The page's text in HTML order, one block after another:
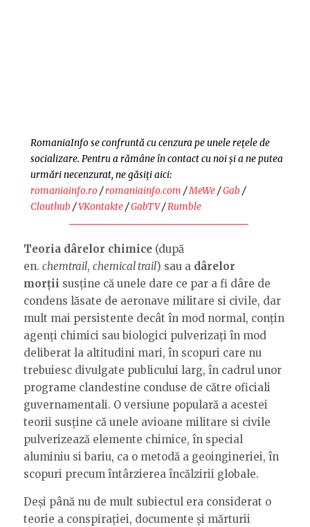
RomaniaInfo se confruntă cu cenzura pe unele rețele de
socializare. Pentru a rămâne în contact cu noi și a ne putea
urmări necenzurat, ne găsiți aici:
romaniainfo.ro/romaniainfo.com /MeWe/Gab /
Clouthub /VKontakte/GabTV/Rumble
Teoria dârelor chimice (după
en. chemtrail, chemical trail) sau a dârelor
morții susține că unele dare ce par a fi dâre de
condens lăsate de aeronave militare si civile, dar
mult mai persistente decât în mod normal, conțin
agenți chimici sau biologici pulverizați în mod
deliberat la altitudini mari, în scopuri care nu
trebuiesc divulgate publicului larg, în cadrul unor
programe clandestine conduse de către oficiali
guvernamentali. O versiune populară a acestei
teorii susține că unele avioane militare si civile
pulverizează elemente chimice, în special
aluminiu si bariu, ca o metodă a geoingineriei, în
scopuri precum întârzierea încălzirii globale.
Deși până nu de mult subiectul era considerat o
teorie a conspirației, documente și mărturii